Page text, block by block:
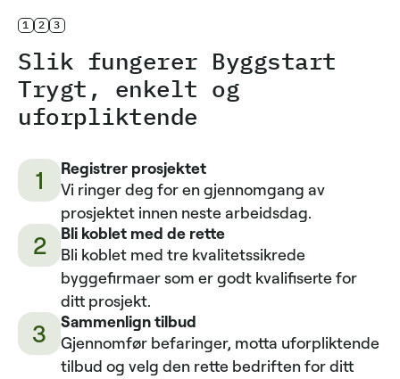
1 2 3
Slik fungerer Byggstart
Trygt, enkelt og
uforpliktende
1
Registrer prosjektet
Vi ringer deg for en gjennomgang av
prosjektet innen neste arbeidsdag.
2
Bli koblet med de rette
Bli koblet med tre kvalitetssikrede
byggefirmaer som er godt kvalifiserte for
ditt prosjekt.
3
Sammenlign tilbud
Gjennomfør befaringer, motta uforpliktende
tilbud og velg den rette bedriften for ditt